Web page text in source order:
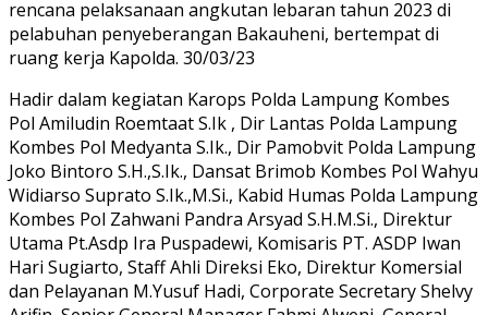
rencana pelaksanaan angkutan lebaran tahun 2023 di
pelabuhan penyeberangan Bakauheni, bertempat di
ruang kerja Kapolda. 30/03/23
Hadir dalam kegiatan Karops Polda Lampung Kombes
Pol Amiludin Roemtaat S.Ik , Dir Lantas Polda Lampung
Kombes Pol Medyanta S.Ik., Dir Pamobvit Polda Lampung
Joko Bintoro S.H.,S.Ik., Dansat Brimob Kombes Pol Wahyu
Widiarso Suprato S.Ik.,M.Si., Kabid Humas Polda Lampung
Kombes Pol Zahwani Pandra Arsyad S.H.M.Si., Direktur
Utama Pt.Asdp Ira Puspadewi, Komisaris PT. ASDP Iwan
Hari Sugiarto, Staff Ahli Direksi Eko, Direktur Komersial
dan Pelayanan M.Yusuf Hadi, Corporate Secretary Shelvy